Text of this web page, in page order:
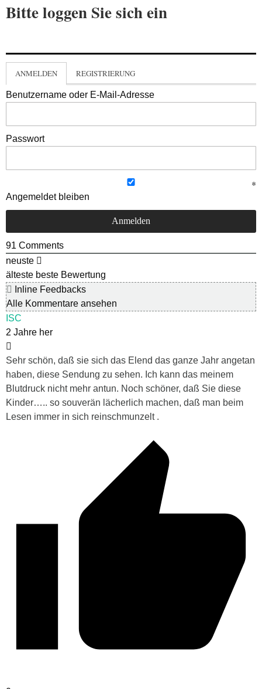
Bitte loggen Sie sich ein
ANMELDEN REGISTRIERUNG
Benutzername oder E-Mail-Adresse
Passwort
Angemeldet bleiben
91 Comments
neuste
älteste beste Bewertung
Inline Feedbacks
Alle Kommentare ansehen
ISC
2 Jahre her
Sehr schön, daß sie sich das Elend das ganze Jahr angetan
haben, diese Sendung zu sehen. Ich kann das meinem
Blutdruck nicht mehr antun. Noch schöner, daß Sie diese
Kinder….. so souverän lächerlich machen, daß man beim
Lesen immer in sich reinschmunzelt .